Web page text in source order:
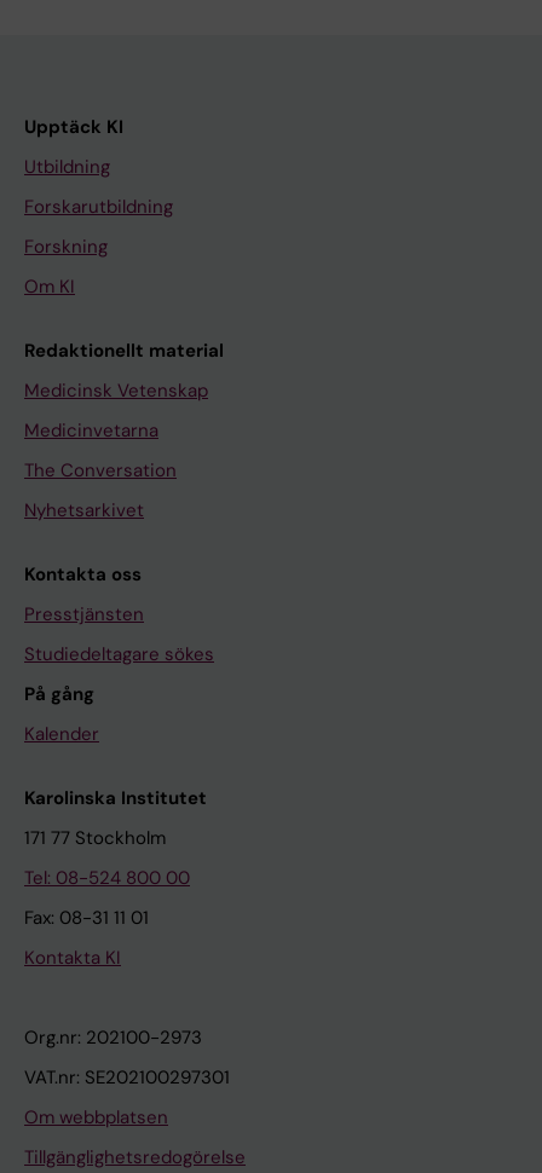
Upptäck KI
Utbildning
Forskarutbildning
Forskning
Om KI
Redaktionellt material
Medicinsk Vetenskap
Medicinvetarna
The Conversation
Nyhetsarkivet
Kontakta oss
Presstjänsten
Studiedeltagare sökes
På gång
Kalender
Karolinska Institutet
171 77 Stockholm
Tel: 08-524 800 00
Fax: 08-31 11 01
Kontakta KI
Org.nr: 202100-2973
VAT.nr: SE202100297301
Om webbplatsen
Tillgänglighetsredogörelse